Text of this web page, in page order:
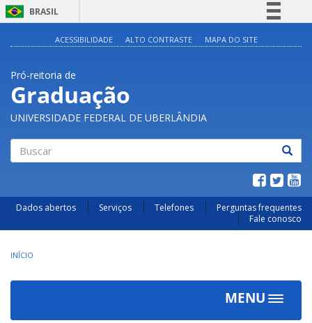
BRASIL
Legislação
Canais
ACESSIBILIDADE ALTO CONTRASTE MAPA DO SITE
Pró-reitoria de
Graduação
UNIVERSIDADE FEDERAL DE UBERLÂNDIA
Dados abertos Serviços Telefones
Perguntas frequentes
Fale conosco
INÍCIO
MENU
Toggle